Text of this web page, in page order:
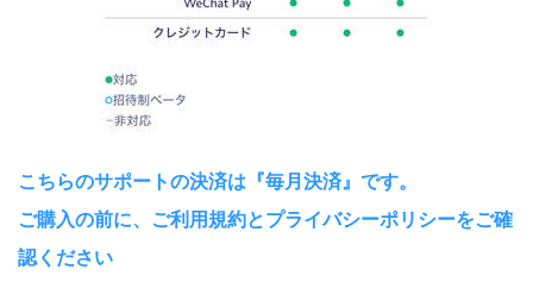
こちらのサポートの決済は『毎月決済』です。
ご購入の前に、ご利用規約とプライバシーポリシーをご確
認ください